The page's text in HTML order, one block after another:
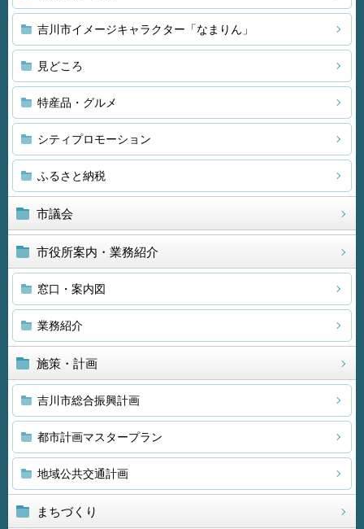
吉川市イメージキャラクター「なまりん」
見どころ
特産品・グルメ
シティプロモーション
ふるさと納税
市議会
市役所案内・業務紹介
窓口・案内図
業務紹介
施策・計画
吉川市総合振興計画
都市計画マスタープラン
地域公共交通計画
まちづくり